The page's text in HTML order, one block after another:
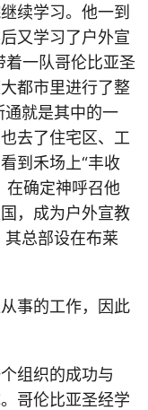
续学习。他一到
又学习了户外宣
一队哥伦比亚圣
都市里进行了整
通就是其中的一
去了住宅区、工
到禾场上“丰收
在确定神呼召他
，成为户外宣教
总部设在布莱
事的工作，因此
组织的成功与
哥伦比亚圣经学